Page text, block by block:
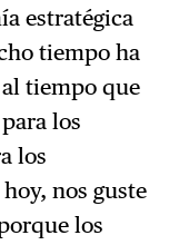
estratégica
tiempo ha
tiempo que
los
los
nos guste
los